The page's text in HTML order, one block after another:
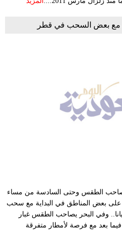
مع بعض السحب في قطر
يصاحب الطقس وحتى السادسة من مساء
على بعض المناطق في البداية مع سحب
وفي البحر يصاحب الطقس غبار
بعد مع فرصة لأمطار متفرقة